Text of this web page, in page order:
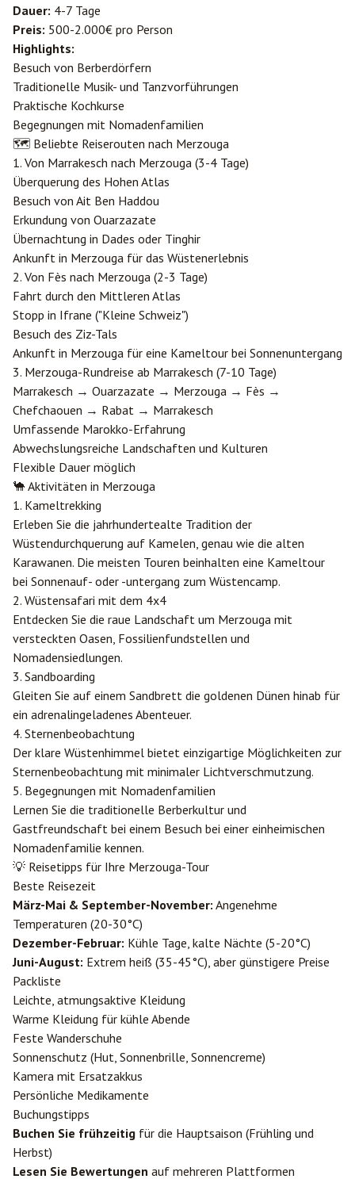
Dauer: 4-7 Tage
Preis: 500-2.000€ pro Person
Highlights:
Besuch von Berberdörfern
Traditionelle Musik- und Tanzvorführungen
Praktische Kochkurse
Begegnungen mit Nomadenfamilien
🗺️ Beliebte Reiserouten nach Merzouga
1. Von Marrakesch nach Merzouga (3-4 Tage)
Überquerung des Hohen Atlas
Besuch von Ait Ben Haddou
Erkundung von Ouarzazate
Übernachtung in Dades oder Tinghir
Ankunft in Merzouga für das Wüstenerlebnis
2. Von Fès nach Merzouga (2-3 Tage)
Fahrt durch den Mittleren Atlas
Stopp in Ifrane ("Kleine Schweiz")
Besuch des Ziz-Tals
Ankunft in Merzouga für eine Kameltour bei Sonnenuntergang
3. Merzouga-Rundreise ab Marrakesch (7-10 Tage)
Marrakesch → Ouarzazate → Merzouga → Fès →
Chefchaouen → Rabat → Marrakesch
Umfassende Marokko-Erfahrung
Abwechslungsreiche Landschaften und Kulturen
Flexible Dauer möglich
🐪 Aktivitäten in Merzouga
1. Kameltrekking
Erleben Sie die jahrhundertealte Tradition der
Wüstendurchquerung auf Kamelen, genau wie die alten
Karawanen. Die meisten Touren beinhalten eine Kameltour
bei Sonnenauf- oder -untergang zum Wüstencamp.
2. Wüstensafari mit dem 4x4
Entdecken Sie die raue Landschaft um Merzouga mit
versteckten Oasen, Fossilienfundstellen und
Nomadensiedlungen.
3. Sandboarding
Gleiten Sie auf einem Sandbrett die goldenen Dünen hinab für
ein adrenalingeladenes Abenteuer.
4. Sternenbeobachtung
Der klare Wüstenhimmel bietet einzigartige Möglichkeiten zur
Sternenbeobachtung mit minimaler Lichtverschmutzung.
5. Begegnungen mit Nomadenfamilien
Lernen Sie die traditionelle Berberkultur und
Gastfreundschaft bei einem Besuch bei einer einheimischen
Nomadenfamilie kennen.
💡 Reisetipps für Ihre Merzouga-Tour
Beste Reisezeit
März-Mai & September-November: Angenehme
Temperaturen (20-30°C)
Dezember-Februar: Kühle Tage, kalte Nächte (5-20°C)
Juni-August: Extrem heiß (35-45°C), aber günstigere Preise
Packliste
Leichte, atmungsaktive Kleidung
Warme Kleidung für kühle Abende
Feste Wanderschuhe
Sonnenschutz (Hut, Sonnenbrille, Sonnencreme)
Kamera mit Ersatzakkus
Persönliche Medikamente
Buchungstipps
Buchen Sie frühzeitig für die Hauptsaison (Frühling und
Herbst)
Lesen Sie Bewertungen auf mehreren Plattformen